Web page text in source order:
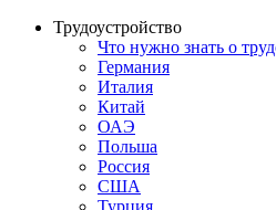
Трудоустройство
Что нужно знать о
Германия
Италия
Китай
ОАЭ
Польша
Россия
США
Турция